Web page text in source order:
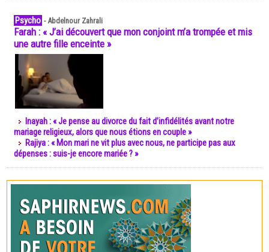
Psycho -Abdelnour Zahrali
Farah : « J’ai découvert que mon conjoint m’a trompée et mis
une autre fille enceinte »
Inayah : « Je pense au divorce du fait d’infidélités avant notre
mariage religieux, alors que nous étions en couple »
Rajiya : « Mon mari ne vit plus avec nous, ne participe pas aux
dépenses : suis-je encore mariée ? »